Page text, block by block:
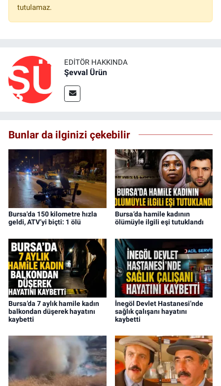
tutulamaz.
EDITÖR HAKKINDA
Şevval Ürün
Bunlar da ilginizi çekebilir
Bursa'da 150 kilometre hızla
geldi, ATV’yi biçti: 1 ölü
Bursa’da hamile kadının
ölümüyle ilgili eşi tutuklandı
Bursa’da 7 aylık hamile kadın
balkondan düşerek hayatını
kaybetti
İnegöl Devlet Hastanesi’nde
sağlık çalışanı hayatını
kaybetti